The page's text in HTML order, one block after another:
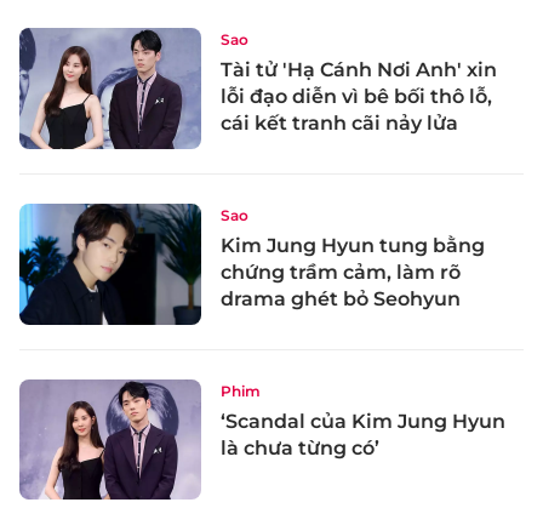
Sao
Tài tử 'Hạ Cánh Nơi Anh' xin
lỗi đạo diễn vì bê bối thô lỗ,
cái kết tranh cãi nảy lửa
Sao
Kim Jung Hyun tung bằng
chứng trầm cảm, làm rõ
drama ghét bỏ Seohyun
Phim
‘Scandal của Kim Jung Hyun
là chưa từng có’